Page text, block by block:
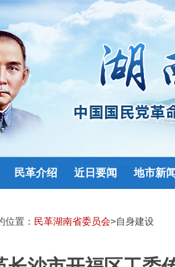
民革介绍 近日要闻 地市新
位置： 民革湖南省委员会>自身建设